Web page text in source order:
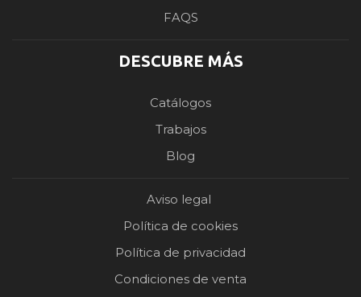
FAQS
DESCUBRE MÁS
Catálogos
Trabajos
Blog
Aviso legal
Política de cookies
Política de privacidad
Condiciones de venta